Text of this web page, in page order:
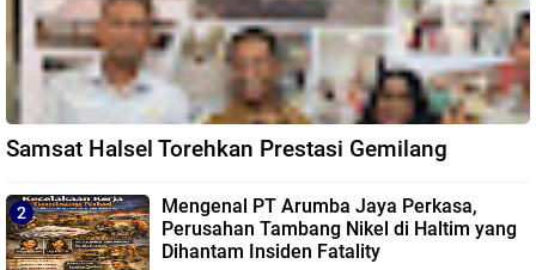
Samsat Halsel Torehkan Prestasi Gemilang
Mengenal PT Arumba Jaya Perkasa,
Perusahan Tambang Nikel di Haltim yang
Dihantam Insiden Fatality